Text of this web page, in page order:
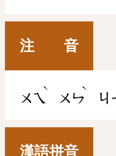
注 音
ㄨㄟ
ˋ
ㄨㄣ
ˋ
ㄐ
漢語拼音